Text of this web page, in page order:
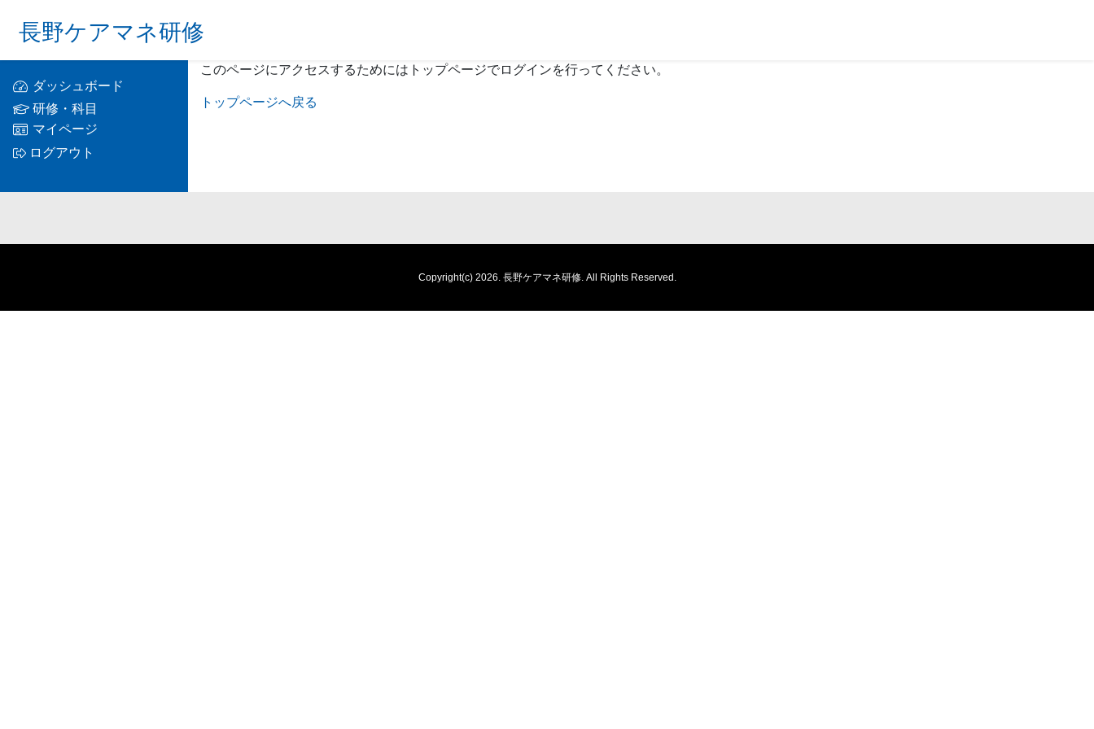
長野ケアマネ研修
ダッシュボード
研修・科目
マイページ
ログアウト
このページにアクセスするためにはトップページでログインを行ってください。
トップページへ戻る
Copyright(c) 2026. 長野ケアマネ研修. All Rights Reserved.